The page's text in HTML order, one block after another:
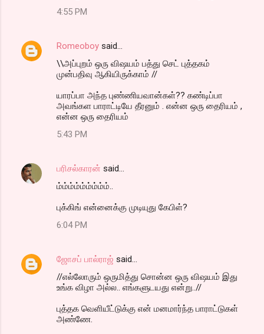
4:55 PM
Romeoboy said…
\\அப்புறம் ஒரு விஷயம் பத்து செட் புத்தகம்
முன்பதிவு ஆகியிருக்காம் //
யாரப்பா அந்த புண்ணியவான்கள்?? கண்டிப்பா
அவங்கள பாராட்டியே தீரனும் . என்ன ஒரு தைரியம் ,
என்ன ஒரு தைரியம்
5:43 PM
பரிசல்காரன் said…
ம்ம்ம்ம்ம்ம்ம்ம்ம்..
புக்கிங் என்னைக்கு முடியுது கேபிள்?
6:04 PM
ஜோசப் பால்ராஜ் said…
//எல்லோரும் ஒருமித்து சொன்ன ஒரு விஷயம் இது
உங்க விழா அல்ல.. எங்களுடயது என்று..//
புத்தக வெளியீட்டுக்கு என் மனமார்ந்த பாராட்டுகள்
அண்ணே.